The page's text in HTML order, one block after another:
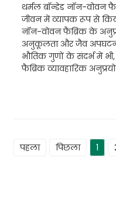
थर्मल बॉन्डेड नॉन-वोवन
जीवन में व्यापक रूप से
नॉन-वोवन फैब्रिक के
अनुकूलता और जैव
भौतिक गुणों के संदर्भ में
फैब्रिक व्यावहारिक
पहला पिछला 1